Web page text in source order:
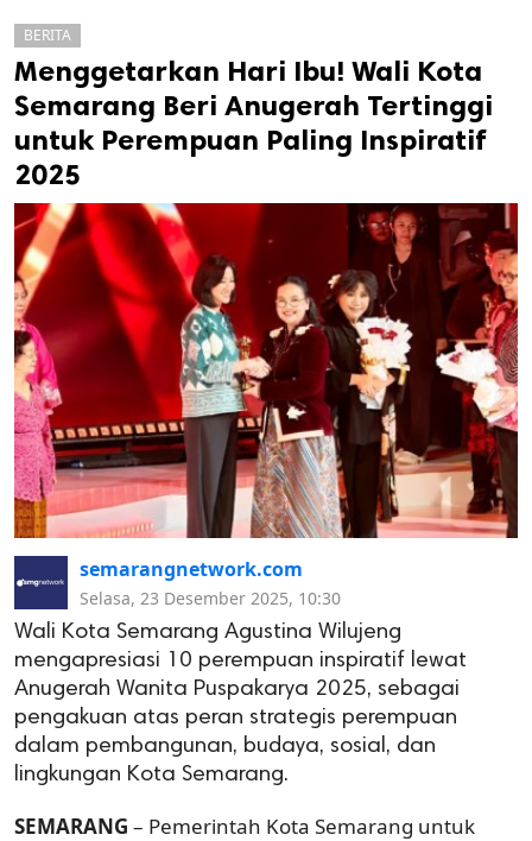
cipta.
BERITA
Menggetarkan Hari Ibu! Wali Kota
Semarang Beri Anugerah Tertinggi
untuk Perempuan Paling Inspiratif
2025
semarangnetwork.com
Selasa, 23 Desember 2025, 10:30
Wali Kota Semarang Agustina Wilujeng
mengapresiasi 10 perempuan inspiratif lewat
Anugerah Wanita Puspakarya 2025, sebagai
pengakuan atas peran strategis perempuan
dalam pembangunan, budaya, sosial, dan
lingkungan Kota Semarang.
SEMARANG – Pemerintah Kota Semarang untuk